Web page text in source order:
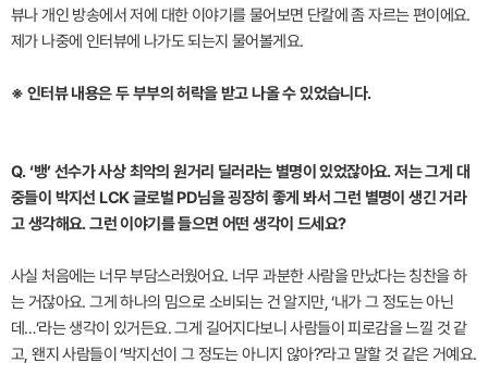
뷰나 개인 방송에서 저에 대한 이야기를 물어보면 단칼에 좀 자르는 편이에요.
제가 나중에 인터뷰에 나가도 되는지 물어볼게요.
※ 인터뷰 내용은 두 부부의 허락을 받고 나올 수 있었습니다.
Q. ‘뱅’ 선수가 사상 최악의 원거리 딜러라는 별명이 있었잖아요. 저는 그게 대
중들이 박지선 LCK 글로벌 PD님을 굉장히 좋게 봐서 그런 별명이 생긴 거라
고 생각해요. 그런 이야기를 들으면 어떤 생각이 드세요?
사실 처음에는 너무 부담스러웠어요. 너무 과분한 사람을 만났다는 칭찬을 하
는 거잖아요. 그게 하나의 밈으로 소비되는 건 알지만, ‘내가 그 정도는 아닌
데…’라는 생각이 있거든요. 그게 길어지다보니 사람들이 피로감을 느낄 것 같
고, 왠지 사람들이 ‘박지선이 그 정도는 아니지 않아?’라고 말할 것 같은 거예요.